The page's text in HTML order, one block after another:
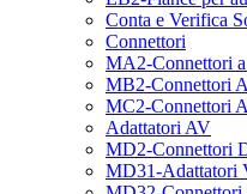
Conta e Verifica
Connettori
MA2-Connettori
MB2-Connettori
MC2-Connettori
Adattatori AV
MD2-Connettori
MD31-Adattatori